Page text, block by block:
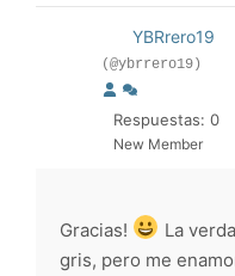
YBRrero19
(@ybrrero19)
Respuestas: 0
New Member
Gracias!
La
gris, pero me